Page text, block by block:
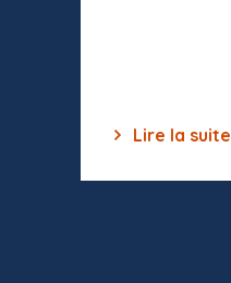
Lire la suite